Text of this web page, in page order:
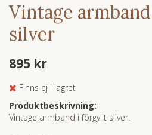
Vintage
silver
895 kr
Finns ej i lagret
Produktbeskrivning:
Vintage armband i förgyllt silver.